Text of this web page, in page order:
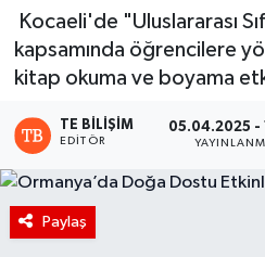
Kocaeli'de "Uluslararası
kapsamında öğrencilere
kitap okuma ve boyama
TE BILIŞIM
EDITÖR
05.04.2025 -
Paylaş